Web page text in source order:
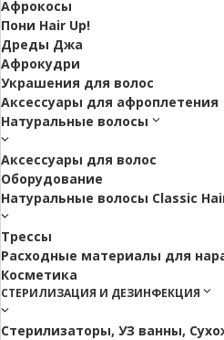
Афрокосы
Пони Hair Up!
Дреды Джа
Афрокудри
Украшения для волос
Аксессуары для афроплетения
Натуральные волосы
Аксессуары для волос
Оборудование
Натуральные волосы Classic
Трессы
Расходные материалы для
Косметика
СТЕРИЛИЗАЦИЯ И ДЕЗИНФЕКЦИЯ
Стерилизаторы, УЗ ванны,